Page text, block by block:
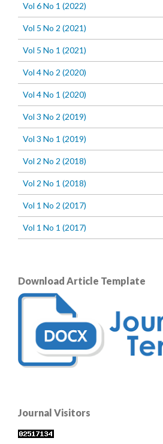
Vol 6 No 1 (2022)
Vol 5 No 2 (2021)
Vol 5 No 1 (2021)
Vol 4 No 2 (2020)
Vol 4 No 1 (2020)
Vol 3 No 2 (2019)
Vol 3 No 1 (2019)
Vol 2 No 2 (2018)
Vol 2 No 1 (2018)
Vol 1 No 2 (2017)
Vol 1 No 1 (2017)
Download Article Template
Journal Visitors